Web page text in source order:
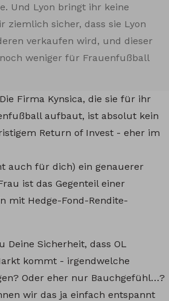
Und Lyon bringt ihr keine
ziemlich sicher, dass sie Lyon
verkaufen wird, und dieser
weniger für Frauenfußball
Firma Kynsica, die sie für ihr
aufbaut, ist absolut kein
Return of Invest - eher im
auch für dich) ein genauerer
ist das Gegenteil einer
mit Hedge-Fond-Rendite-
Deine Sicherheit, dass OL
kommt - irgendwelche
Oder eher nur Bauchgefühl…?
wir das ja einfach entspannt